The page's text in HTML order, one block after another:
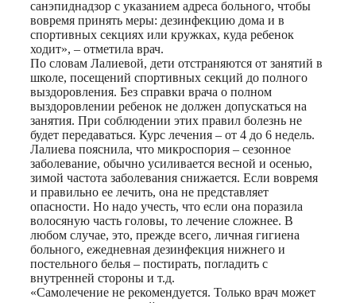
санэпиднадзор с указанием адреса больного, чтобы
вовремя принять меры: дезинфекцию дома и в
спортивных секциях или кружках, куда ребенок
ходит», – отметила врач.
По словам Лалиевой, дети отстраняются от занятий в
школе, посещений спортивных секций до полного
выздоровления. Без справки врача о полном
выздоровлении ребенок не должен допускаться на
занятия. При соблюдении этих правил болезнь не
будет передаваться. Курс лечения – от 4 до 6 недель.
Лалиева пояснила, что микроспория – сезонное
заболевание, обычно усиливается весной и осенью,
зимой частота заболевания снижается. Если вовремя
и правильно ее лечить, она не представляет
опасности. Но надо учесть, что если она поразила
волосяную часть головы, то лечение сложнее. В
любом случае, это, прежде всего, личная гигиена
больного, ежедневная дезинфекция нижнего и
постельного белья – постирать, погладить с
внутренней стороны и т.д.
«Самолечение не рекомендуется. Только врач может